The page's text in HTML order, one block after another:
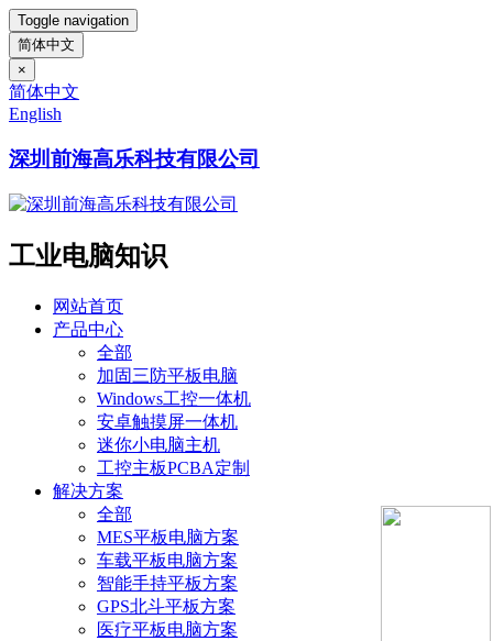
Toggle navigation
简体中文
×
简体中文
English
深圳前海高乐科技有限公司
工业电脑知识
网站首页
产品中心
全部
加固三防平板电脑
Windows工控一体机
安卓触摸屏一体机
迷你小电脑主机
工控主板PCBA定制
解决方案
全部
MES平板电脑方案
车载平板电脑方案
智能手持平板方案
GPS北斗平板方案
医疗平板电脑方案